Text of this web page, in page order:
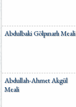
Abdulbaki Gölpınarlı Meali
Abdullah-Ahmet Akgül
Meali